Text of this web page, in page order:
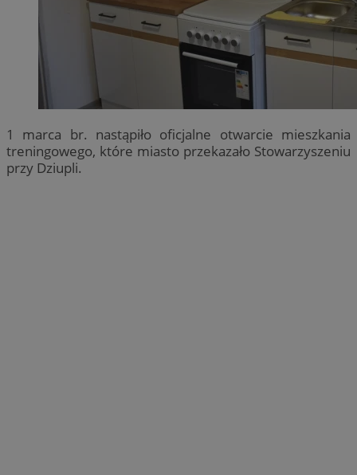
1 marca br. nastąpiło oficjalne otwarcie mieszkania
treningowego, które miasto przekazało Stowarzyszeniu
przy Dziupli.